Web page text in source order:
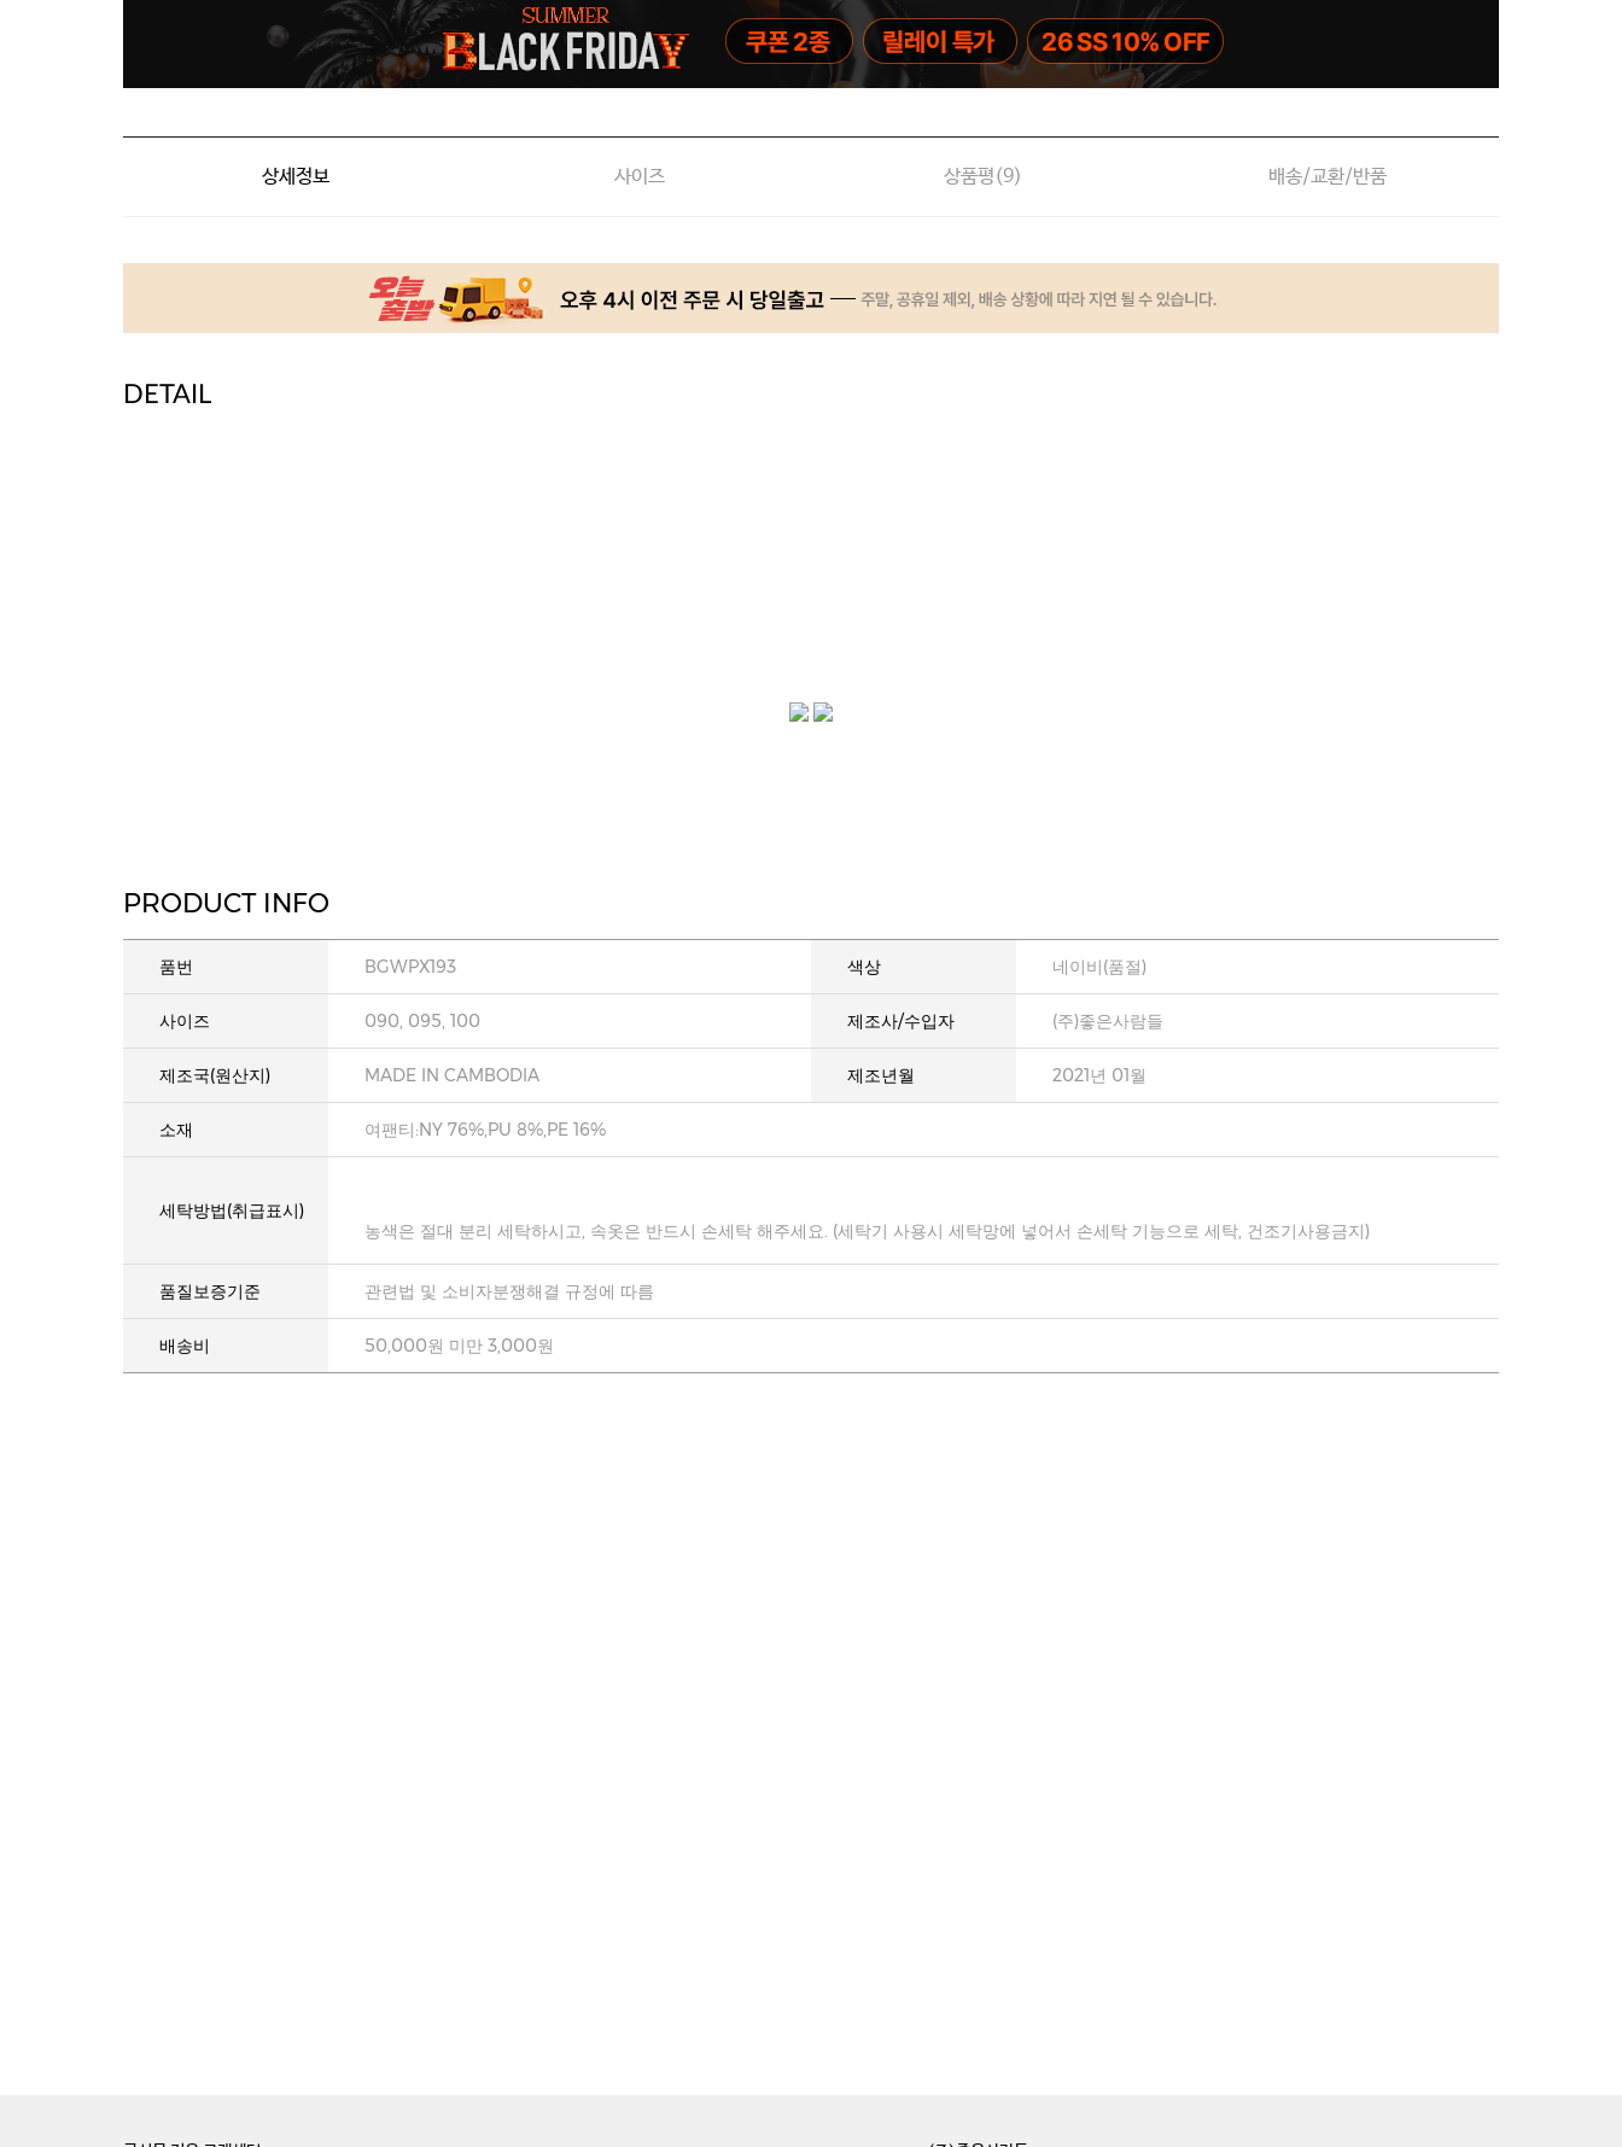
상세정보 사이즈 상품평(9) 배송/교환/반품
DETAIL
PRODUCT INFO
품번 BGWPX193 색상 네이비(품절)
사이즈 090, 095, 100 제조사/수입자 (주)좋은사람들
제조국(원산지) MADE IN CAMBODIA 제조년월 2021년 01월
소재 여팬티:NY 76%,PU 8%,PE 16%
세탁방법(취급표시)
농색은 절대 분리 세탁하시고, 속옷은 반드시 손세탁 해주세요. (세탁기 사용시 세탁망에 넣어서 손세탁 기능으로 세탁, 건조기사용금지)
품질보증기준 관련법 및 소비자분쟁해결 규정에 따름
배송비 50,000원 미만 3,000원